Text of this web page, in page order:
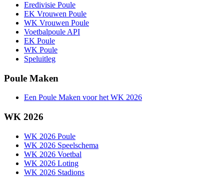
Eredivisie Poule
EK Vrouwen Poule
WK Vrouwen Poule
Voetbalpoule API
EK Poule
WK Poule
Speluitleg
Poule Maken
Een Poule Maken voor het WK 2026
WK 2026
WK 2026 Poule
WK 2026 Speelschema
WK 2026 Voetbal
WK 2026 Loting
WK 2026 Stadions